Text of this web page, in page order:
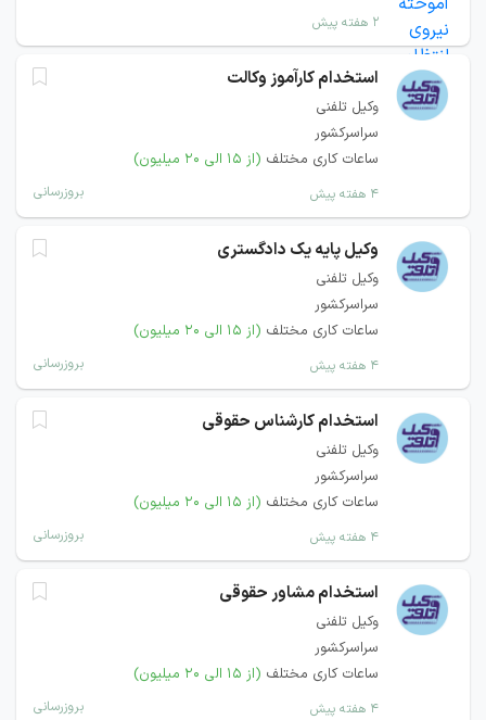
۲ هفته پیش
استخدام کارآموز وکالت
وکیل تلفنی
سراسرکشور
ساعات کاری مختلف (از ۱۵ الی ۲۰ میلیون)
۴ هفته پیش بروزرسانی
وکیل پایه یک دادگستری
وکیل تلفنی
سراسرکشور
ساعات کاری مختلف (از ۱۵ الی ۲۰ میلیون)
۴ هفته پیش بروزرسانی
استخدام کارشناس حقوقی
وکیل تلفنی
سراسرکشور
ساعات کاری مختلف (از ۱۵ الی ۲۰ میلیون)
۴ هفته پیش بروزرسانی
استخدام مشاور حقوقی
وکیل تلفنی
سراسرکشور
ساعات کاری مختلف (از ۱۵ الی ۲۰ میلیون)
۴ هفته پیش بروزرسانی